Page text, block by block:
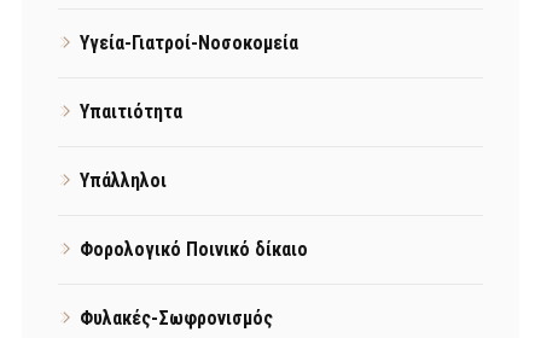
Υγεία-Γιατροί-Νοσοκομεία
Υπαιτιότητα
Υπάλληλοι
Φορολογικό Ποινικό δίκαιο
Φυλακές-Σωφρονισμός